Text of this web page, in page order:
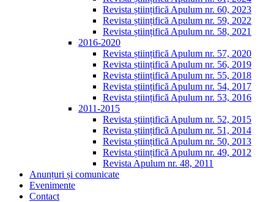
Revista științifică Apulum nr. 60, 2023
Revista științifică Apulum nr. 59, 2022
Revista științifică Apulum nr. 58, 2021
2016-2020
Revista științifică Apulum nr. 57, 2020
Revista științifică Apulum nr. 56, 2019
Revista științifică Apulum nr. 55, 2018
Revista științifică Apulum nr. 54, 2017
Revista științifică Apulum nr. 53, 2016
2011-2015
Revista științifică Apulum nr. 52, 2015
Revista științifică Apulum nr. 51, 2014
Revista științifică Apulum nr. 50, 2013
Revista științifică Apulum nr. 49, 2012
Revista Apulum nr. 48, 2011
Anunțuri și comunicate
Evenimente
Contact